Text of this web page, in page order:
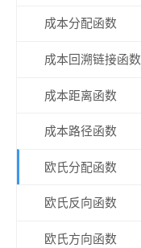
成本分配函数
成本回溯链接函数
成本距离函数
成本路径函数
欧氏分配函数
欧氏反向函数
欧氏方向函数